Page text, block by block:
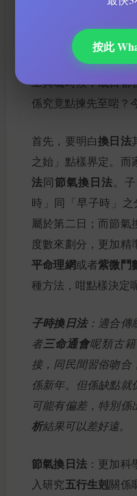
換日法點樣揀？呢個
朋友都會問，尤其係
工具嘅時候，成日都
係究竟點揀先至啱？
首先，要明白換日法
之始」點樣界定。而
法同節氣換日法。
時」同「早子時」
屬於第二日；而節氣
度數來劃分，更加精
平命理網或者紫微鬥
種方法，咁點樣決定
子時換日法：適合傳
者三命通會呢類古
接，同民間習俗吻合
係新年。但係缺點就
可能有偏差，特別係
析結果可以差好遠。
節氣換日法：更加科
入研究五行生剋關係
按此